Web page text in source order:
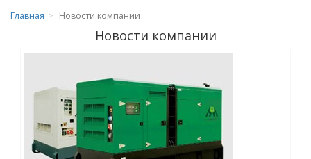
Главная Новости компании
Новости компании